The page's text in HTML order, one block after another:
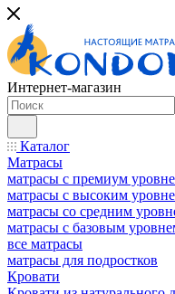
Интернет-магазин
Каталог
Матрасы
матрасы с премиум
матрасы с высоким
матрасы со средним
матрасы с базовым
все матрасы
матрасы для подростков
Кровати